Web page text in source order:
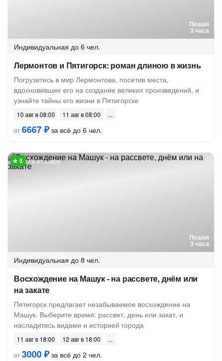
Пешая
3 часа
Индивидуальная до 6 чел.
Лермонтов и Пятигорск: роман длиною в жизнь
Погрузитесь в мир Лермонтова, посетив места,
вдохновившие его на создание великих произведений, и
узнайте тайны его жизни в Пятигорске
10 авг в 08:00
11 авг в 08:00
от6667 ₽за всё до 6 чел.
Пешая
3 часа
16 отзывов
Индивидуальная до 8 чел.
Восхождение на Машук - на рассвете, днём или
на закате
Пятигорск предлагает незабываемое восхождение на
Машук. Выберите время: рассвет, день или закат, и
насладитесь видами и историей города
11 авг в 18:00
12 авг в 18:00
от3000 ₽за всё до 2 чел.